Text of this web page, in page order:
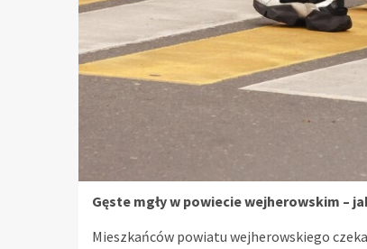
Gęste mgły w powiecie wejherowskim –
Mieszkańców powiatu wejherowskiego